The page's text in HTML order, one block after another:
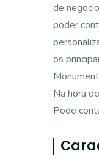
de
poder
os
Na hora
Pode